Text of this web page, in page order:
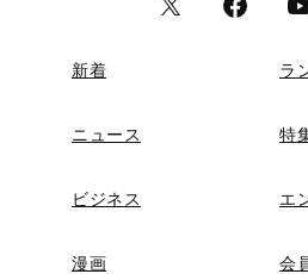
新着 ラ
ニュース 特
ビジネス エ
漫画 会